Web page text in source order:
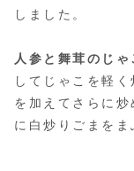
しました。
人参と舞茸のじゃ
してじゃこを軽
を加えてさらに
に白炒りごまをま